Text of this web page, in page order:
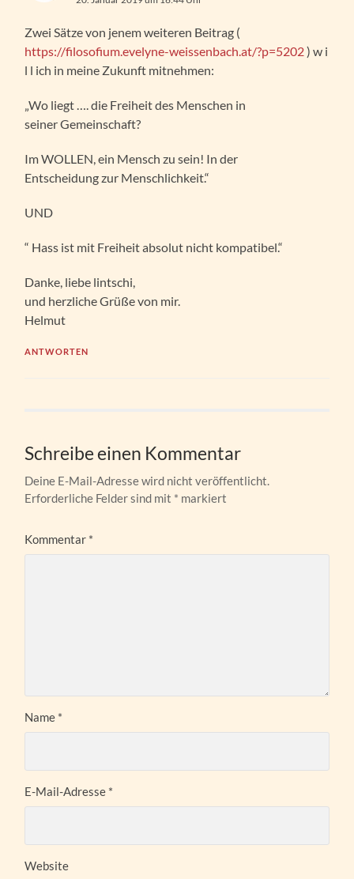
Zwei Sätze von jenem weiteren Beitrag (
https://filosofium.evelyne-weissenbach.at/?p=5202) w i
l l ich in meine Zukunft mitnehmen:
„Wo liegt …. die Freiheit des Menschen in
seiner Gemeinschaft?
Im WOLLEN, ein Mensch zu sein! In der
Entscheidung zur Menschlichkeit.“
UND
“ Hass ist mit Freiheit absolut nicht kompatibel.“
Danke, liebe lintschi,
und herzliche Grüße von mir.
Helmut
ANTWORTEN
Schreibe einen Kommentar
Deine E-Mail-Adresse wird nicht veröffentlicht.
Erforderliche Felder sind mit * markiert
Kommentar *
Name *
E-Mail-Adresse *
Website